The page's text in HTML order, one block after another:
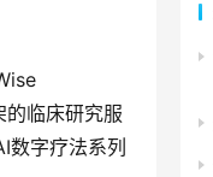
临床研究服
数字疗法系列